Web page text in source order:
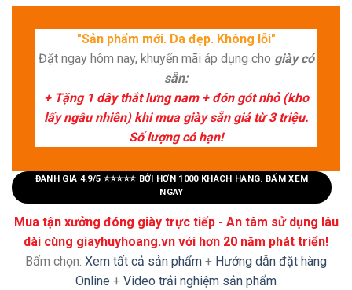
"Sản phẩm mới. Da đẹp. Không lỗi"
Đặt ngay hôm nay, khuyến mãi áp dụng cho giày có
sẵn:
+ Tặng 1 dây thắt lưng nam + đón gót nhỏ (kho
lấy ngẫu nhiên) khi mua giày sẵn giá từ 3 triệu.
Số lượng có hạn!
ĐÁNH GIÁ 4.9/5 ⭐⭐⭐⭐⭐ BỞI HƠN 1000 KHÁCH HÀNG. BẤM XEM
NGAY
Mua tận xưởng đóng giày trực tiếp - An tâm sử dụng lâu
dài cùng giayhuyhoang.vn với hơn 20 năm phát triển!
Bấm chọn: Xem tất cả sản phẩm + Hướng dẫn đặt hàng
Online + Video trải nghiệm sản phẩm